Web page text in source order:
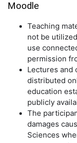
Moodle
Teaching
not be
use
permission
Lectures and
distributed
education
publicly
The
damages
Sciences